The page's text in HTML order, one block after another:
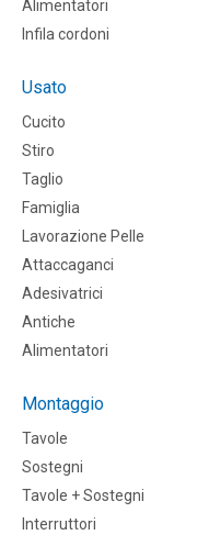
Alimentatori
Infila cordoni
Usato
Cucito
Stiro
Taglio
Famiglia
Lavorazione Pelle
Attaccaganci
Adesivatrici
Antiche
Alimentatori
Montaggio
Tavole
Sostegni
Tavole + Sostegni
Interruttori